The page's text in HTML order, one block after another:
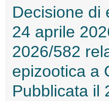
Decisione di
24 aprile
2026/582
epizootica a
Pubblicata il